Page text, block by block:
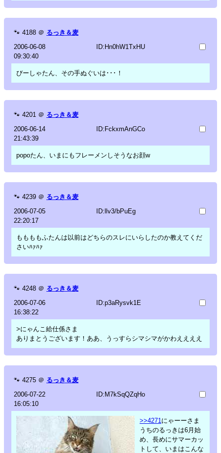
🐾 4188 ＠ るっき＆麦
2006-06-08
09:30:40
ID:Hn0hW1TxHU
びーしゃたん、その手ぬぐいは･･･！
🐾 4201 ＠ るっき＆麦
2006-06-14
21:43:39
ID:FckxmAnGCo
popoたん、いまにもフレーメンしそうなお顔w
🐾 4239 ＠ るっき＆麦
2006-07-05
22:20:17
ID:llv3/bPuEg
ももももふたんは以前はどちらのスレにいらしたのか教えてくだ
さいﾊｧﾊｧ
🐾 4248 ＠ るっき＆麦
2006-07-06
16:38:22
ID:p3aRysvk1E
>にゃんこ給仕係さま
ありまとうございます！ああ、うっすらシマシマがかわええええ
🐾 4275 ＠ るっき＆麦
2006-07-22
16:05:10
ID:M7kSqQZqHo
>>4271 にゃーーさま
うちのるっきは6月始
め、長めにサマーカッ
トして、いまはこんな